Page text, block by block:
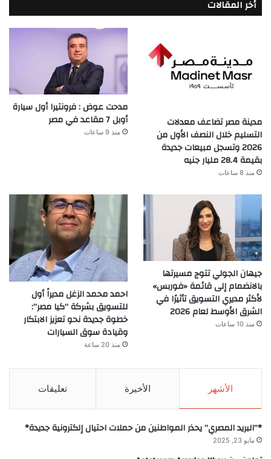
أخر المقالات
مدينة مصر تضاعف معدلات
التسليم خلال النصف الأول من
2026 وتسجل مبيعات جديدة
بقيمة 28.4 مليار جنيه
منذ 8 ساعات
مدحت عوض : فرونتيرا أول سيارة
أوبل 7 مقاعد في مصر
منذ 9 ساعات
جيهان الجولي تتوج مسيرتها
بالانضمام إلى قائمة «فوربس»
لأكثر مديري التسويق تأثيرًا في
الشرق الأوسط لعام 2026
منذ 10 ساعات
احمد محمد الزغل مديراً أول
للتسويق بشركة “كيا مصر”:
خطوة جديدة نحو تعزيز الابتكار
وقيادة سوق السيارات
منذ 20 ساعة
الأشهر الأخيرة تعليقات
*”البريد المصري” يحذر المواطنين من حملات احتيال إلكترونية جديدة*
مايو 23, 2025